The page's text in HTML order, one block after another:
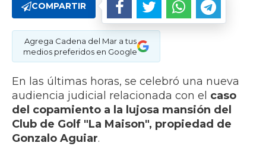
COMPARTIR
Agrega Cadena del Mar a tus
medios preferidos en Google
En las últimas horas, se celebró una nueva
audiencia judicial relacionada con el caso
del copamiento a la lujosa mansión del
Club de Golf "La Maison", propiedad de
Gonzalo Aguiar.